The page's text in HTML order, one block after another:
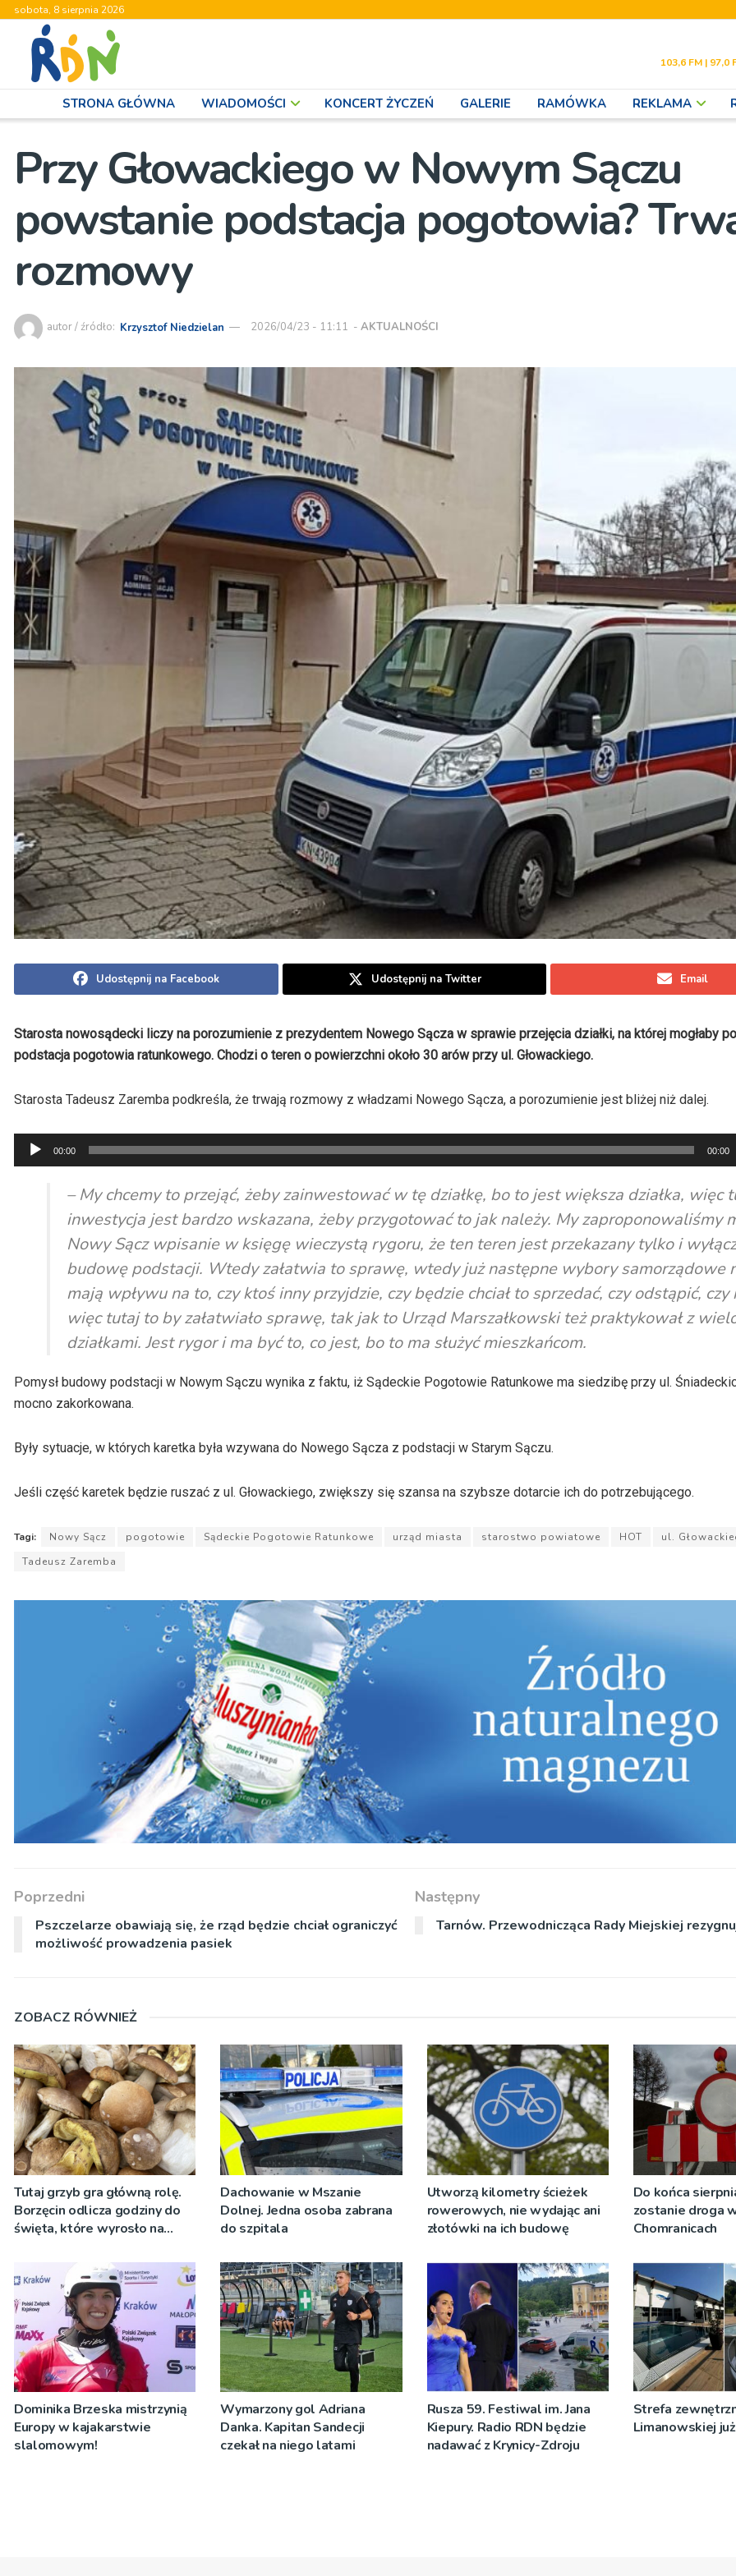
sobota, 8 sierpnia 2026
103,6 FM | 97,0
STRONA GŁÓWNA WIADOMOŚCI KONCERT ŻYCZEŃ GALERIE RAMÓWKA REKLAMA
Przy Głowackiego w Nowym Sączu
powstanie podstacja pogotowia?
rozmowy
autor / źródło: Krzysztof Niedzielan 2026/04/23 - 11:11 - AKTUALNOŚCI
Udostępnij na Facebook Udostępnij na Twitter Email
Starosta nowosądecki liczy na porozumienie z prezydentem Nowego Sącza w sprawie przejęcia działki, na której mogłaby
podstacja pogotowia ratunkowego. Chodzi o teren o powierzchni około 30 arów przy ul. Głowackiego.
Starosta Tadeusz Zaremba podkreśla, że trwają rozmowy z władzami Nowego Sącza, a porozumienie jest bliżej niż dalej.
Odtwarzacz
plików
dźwiękowych
00:00 00:00
– My chcemy to przejąć, żeby zainwestować w tę działkę, bo to jest większa działka, więc
inwestycja jest bardzo wskazana, żeby przygotować to jak należy. My zaproponowaliśmy
Nowy Sącz wpisanie w księgę wieczystą rygoru, że ten teren jest przekazany tylko i
budowę podstacji. Wtedy załatwia to sprawę, wtedy już następne wybory samorządowe
mają wpływu na to, czy ktoś inny przyjdzie, czy będzie chciał to sprzedać, czy odstąpić, czy
więc tutaj to by załatwiało sprawę, tak jak to Urząd Marszałkowski też praktykował z
działkami. Jest rygor i ma być to, co jest, bo to ma służyć mieszkańcom.
Pomysł budowy podstacji w Nowym Sączu wynika z faktu, iż Sądeckie Pogotowie Ratunkowe ma siedzibę przy ul.
mocno zakorkowana.
Były sytuacje, w których karetka była wzywana do Nowego Sącza z podstacji w Starym Sączu.
Jeśli część karetek będzie ruszać z ul. Głowackiego, zwiększy się szansa na szybsze dotarcie ich do potrzebującego.
Tagi: Nowy Sącz pogotowie Sądeckie Pogotowie Ratunkowe urząd miasta starostwo powiatowe HOT
ul.
Tadeusz Zaremba
Poprzedni
Pszczelarze obawiają się, że rząd będzie chciał ograniczyć
możliwość prowadzenia pasiek
Następny
Tarnów. Przewodnicząca Rady Miejskiej
ZOBACZ RÓWNIEŻ
Tutaj grzyb gra główną rolę.
Borzęcin odlicza godziny do
święta, które wyrosło na
Dachowanie w Mszanie
Dolnej. Jedna osoba zabrana
do szpitala
Utworzą kilometry ścieżek
rowerowych, nie wydając ani
złotówki na ich budowę
Do końca
zostanie droga
Chomranicach
Dominika Brzeska mistrzynią
Europy w kajakarstwie
slalomowym!
Wymarzony gol Adriana
Danka. Kapitan Sandecji
czekał na niego latami
Rusza 59. Festiwal im. Jana
Kiepury. Radio RDN będzie
nadawać z Krynicy-Zdroju
Strefa
Limanowskiej już